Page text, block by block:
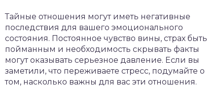
Тайные отношения могут иметь негативные
последствия для вашего эмоционального
состояния. Постоянное чувство вины, страх быть
пойманным и необходимость скрывать факты
могут оказывать серьезное давление. Если вы
заметили, что переживаете стресс, подумайте о
том, насколько важны для вас эти отношения.